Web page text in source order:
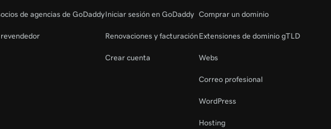
de agencias de GoDaddy Iniciar sesión en GoDaddy
Renovaciones y facturación
Crear cuenta
Comprar un dominio
Extensiones de dominio gTLD
Webs
Correo profesional
WordPress
Hosting